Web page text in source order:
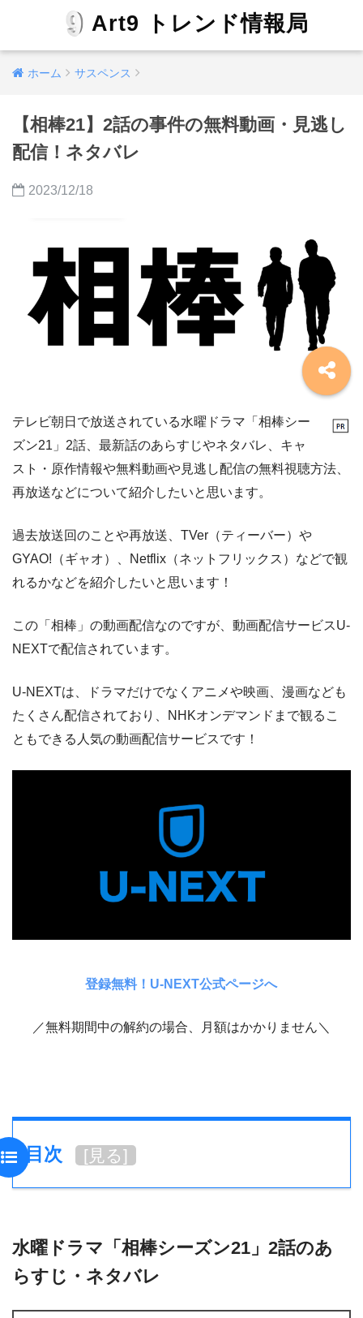
Art9 トレンド情報局
ホーム サスペンス
【相棒21】2話の事件の無料動画・見逃し
配信！ネタバレ
2023/12/18
テレビ朝日で放送されている水曜ドラマ「相棒シー
ズン21」2話、最新話のあらすじやネタバレ、キャ
スト・原作情報や無料動画や見逃し配信の無料視聴方法、
再放送などについて紹介したいと思います。
過去放送回のことや再放送、TVer（ティーバー）や
GYAO!（ギャオ）、Netflix（ネットフリックス）などで観
れるかなどを紹介したいと思います！
この「相棒」の動画配信なのですが、動画配信サービスU-
NEXTで配信されています。
U-NEXTは、ドラマだけでなくアニメや映画、漫画なども
たくさん配信されており、NHKオンデマンドまで観るこ
ともできる人気の動画配信サービスです！
登録無料！U-NEXT公式ページへ
／無料期間中の解約の場合、月額はかかりません＼
目次 [見る]
水曜ドラマ「相棒シーズン21」2話のあ
らすじ・ネタバレ